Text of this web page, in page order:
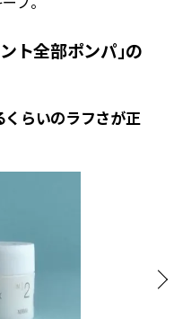
ト全部ポンパ」の
くらいのラフさが正